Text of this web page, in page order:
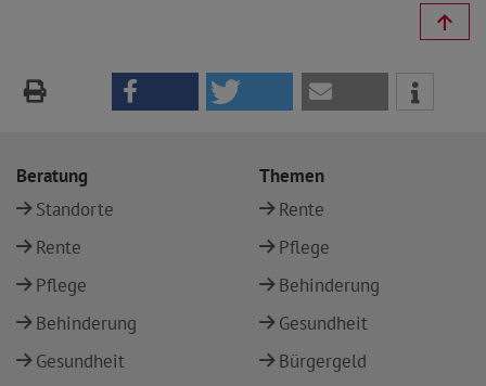
Beratung
Standorte
Rente
Pflege
Behinderung
Gesundheit
Themen
Rente
Pflege
Behinderung
Gesundheit
Bürgergeld